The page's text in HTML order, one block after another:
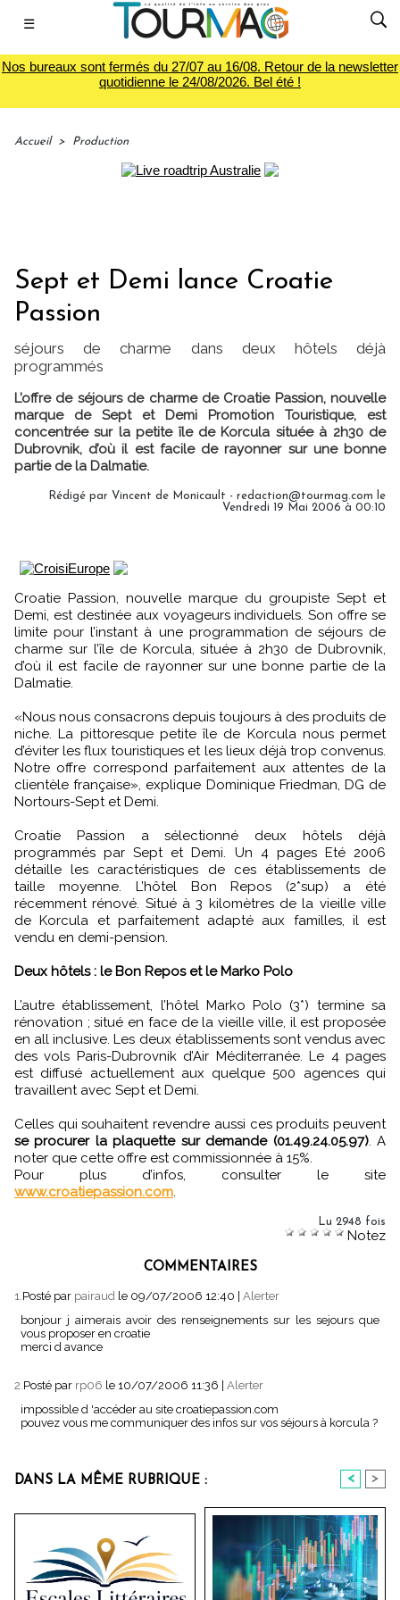
☰
Nos bureaux sont fermés du 27/07 au 16/08. Retour de la newsletter
quotidienne le 24/08/2026. Bel été !
Accueil > Production
Sept et Demi lance Croatie
Passion
séjours de charme dans deux hôtels déjà
programmés
L’offre de séjours de charme de Croatie Passion, nouvelle
marque de Sept et Demi Promotion Touristique, est
concentrée sur la petite île de Korcula située à 2h30 de
Dubrovnik, d’où il est facile de rayonner sur une bonne
partie de la Dalmatie.
Rédigé par Vincent de Monicault - redaction@tourmag.com le
Vendredi 19 Mai 2006 à 00:10
Croatie Passion, nouvelle marque du groupiste Sept et
Demi, est destinée aux voyageurs individuels. Son offre se
limite pour l’instant à une programmation de séjours de
charme sur l’île de Korcula, située à 2h30 de Dubrovnik,
d’où il est facile de rayonner sur une bonne partie de la
Dalmatie.
«Nous nous consacrons depuis toujours à des produits de
niche. La pittoresque petite île de Korcula nous permet
d’éviter les flux touristiques et les lieux déjà trop convenus.
Notre offre correspond parfaitement aux attentes de la
clientèle française», explique Dominique Friedman, DG de
Nortours-Sept et Demi.
Croatie Passion a sélectionné deux hôtels déjà
programmés par Sept et Demi. Un 4 pages Eté 2006
détaille les caractéristiques de ces établissements de
taille moyenne. L’hôtel Bon Repos (2*sup) a été
récemment rénové. Situé à 3 kilomètres de la vieille ville
de Korcula et parfaitement adapté aux familles, il est
vendu en demi-pension.
Deux hôtels : le Bon Repos et le Marko Polo
L’autre établissement, l’hôtel Marko Polo (3*) termine sa
rénovation ; situé en face de la vieille ville, il est proposée
en all inclusive. Les deux établissements sont vendus avec
des vols Paris-Dubrovnik d’Air Méditerranée. Le 4 pages
est diffusé actuellement aux quelque 500 agences qui
travaillent avec Sept et Demi.
Celles qui souhaitent revendre aussi ces produits peuvent
se procurer la plaquette sur demande (01.49.24.05.97). A
noter que cette offre est commissionnée à 15%.
Pour plus d’infos, consulter le site
www.croatiepassion.com.
Lu 2948 fois
Notez
COMMENTAIRES
1.Posté par pairaud le 09/07/2006 12:40
Alerter
bonjour j aimerais avoir des renseignements sur les sejours que
vous proposer en croatie
merci d avance
2.Posté par rp06 le 10/07/2006 11:36
Alerter
impossible d 'accéder au site croatiepassion.com
pouvez vous me communiquer des infos sur vos séjours à korcula ?
DANS LA MÊME RUBRIQUE : < >